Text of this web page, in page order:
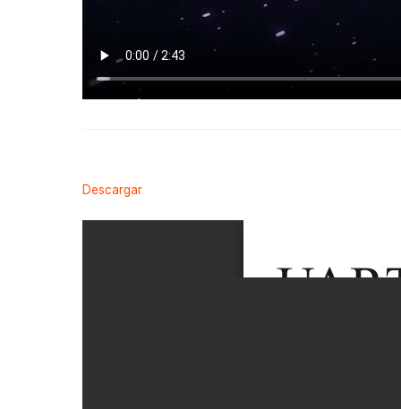
Descargar